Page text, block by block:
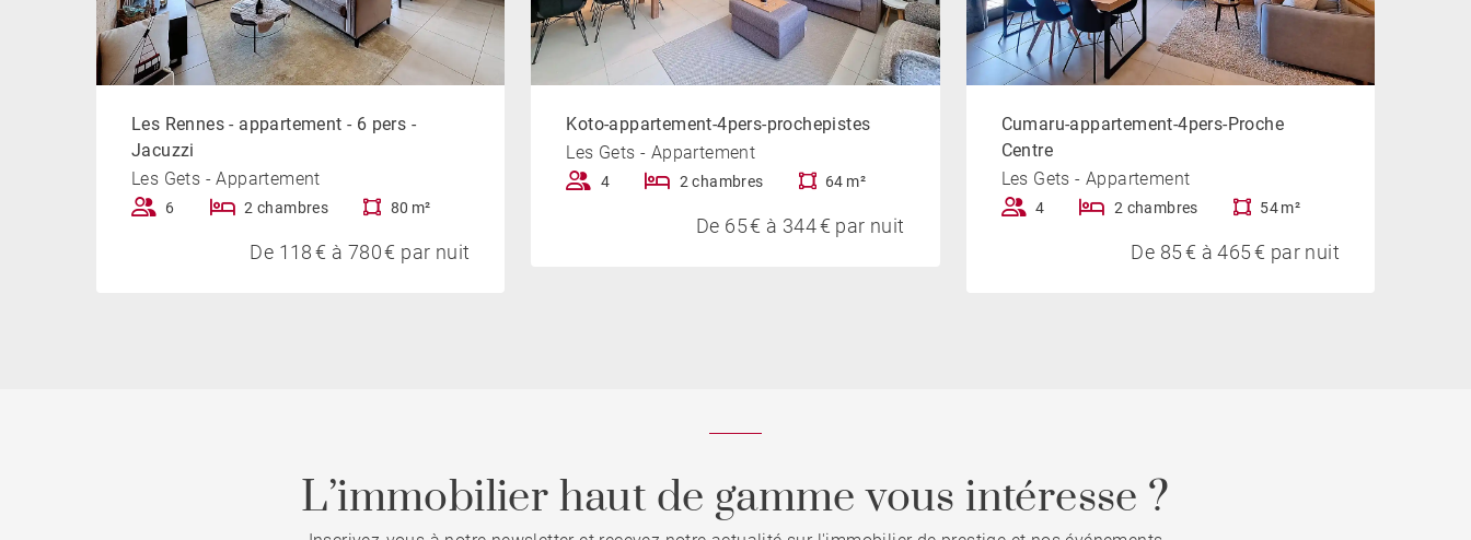
Les Rennes - appartement - 6 pers -
Jacuzzi
Les Gets - Appartement
6 2 chambres 80 m²
De 118 € à 780 € par nuit
Koto-appartement-4pers-prochepistes
Les Gets - Appartement
4 2 chambres 64 m²
De 65 € à 344 € par nuit
Cumaru-appartement-4pers-Proche
Centre
Les Gets - Appartement
4 2 chambres 54 m²
De 85 € à 465 € par nuit
L’immobilier haut de gamme vous intéresse ?